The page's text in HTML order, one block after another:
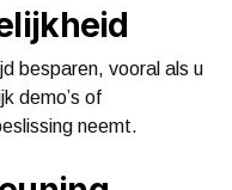
besparen, vooral als u
demo’s of
neemt.